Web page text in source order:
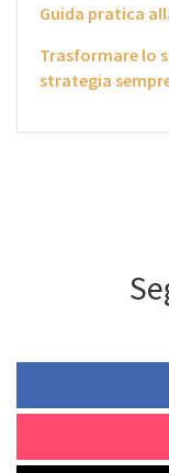
Guida pratica
Trasformare lo
strategia